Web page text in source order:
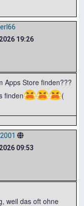
19:26
Apps Store finden???
finden😭😭😭(
09:53
weil das oft ohne